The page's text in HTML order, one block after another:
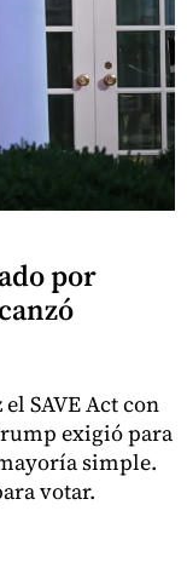
por
SAVE Act con
exigió para
simple.
votar.